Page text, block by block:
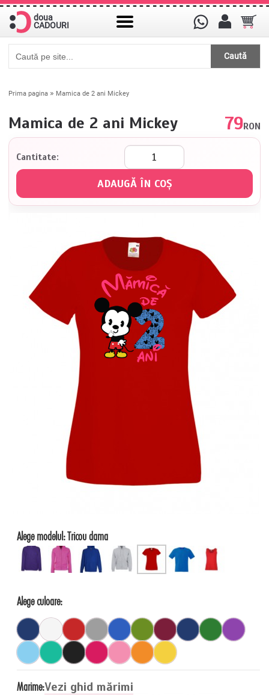
doua
CADOURI
Caută
Prima pagina » Mamica de 2 ani Mickey
Mamica de 2 ani Mickey 79RON
Cantitate:
Alege modelul:Tricou dama
Alege culoare:
Marime:Vezi ghid mărimi